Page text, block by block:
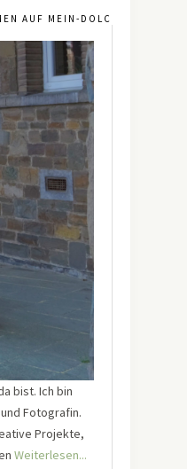
AUF MEIN-DOLCEVITA.DE
bist. Ich bin
Fotografin.
Projekte,
Weiterlesen...